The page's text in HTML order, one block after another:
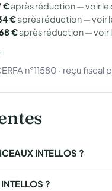
€après réduction —voir le
€après réduction —voir
€après réduction —voir
n°11580 · reçu fiscal
INTELLOS ?
?